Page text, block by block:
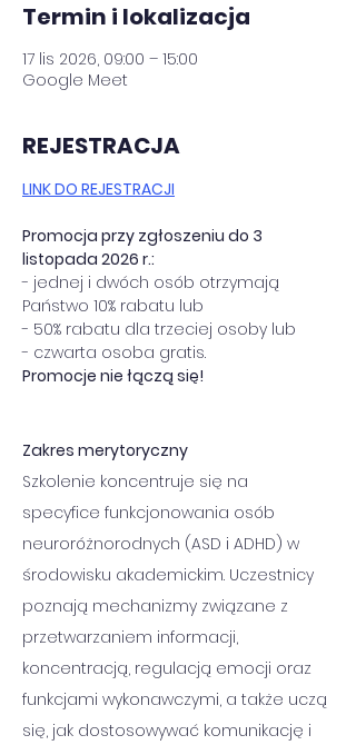
Termin i lokalizacja
17 lis 2026, 09:00 – 15:00
Google Meet
REJESTRACJA
LINK DO REJESTRACJI
Promocja przy zgłoszeniu do 3
listopada 2026 r.:
- jednej i dwóch osób otrzymają
Państwo 10% rabatu lub
- 50% rabatu dla trzeciej osoby lub
- czwarta osoba gratis.
Promocje nie łączą się!
Zakres merytoryczny
Szkolenie koncentruje się na
specyfice funkcjonowania osób
neuroróżnorodnych (ASD i ADHD) w
środowisku akademickim. Uczestnicy
poznają mechanizmy związane z
przetwarzaniem informacji,
koncentracją, regulacją emocji oraz
funkcjami wykonawczymi, a także uczą
się, jak dostosowywać komunikację i